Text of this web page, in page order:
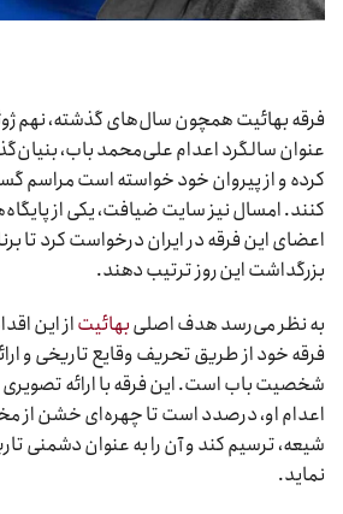
عنوان سالگرد اعدام علی‌محمد باب،
کرده و از پیروان خود خواسته است مراسم
کنند. امسال نیز سایت ضیافت، یکی از
اعضای این فرقه در ایران درخواست کرد تا
بزرگداشت این روز ترتیب دهند.
به نظر می‌رسد هدف اصلیبهائیتاز این
فرقه خود از طریق تحریف وقایع تاریخی و
شخصیت باب است. این فرقه با ارائه تصویری
اعدام او، درصدد است تا چهره‌ای خشن از
شیعه، ترسیم کند و آن را به عنوان دشمنی
نماید.